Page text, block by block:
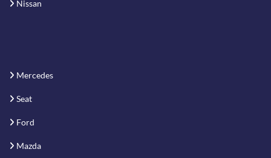
Nissan
Mercedes
Seat
Ford
Mazda